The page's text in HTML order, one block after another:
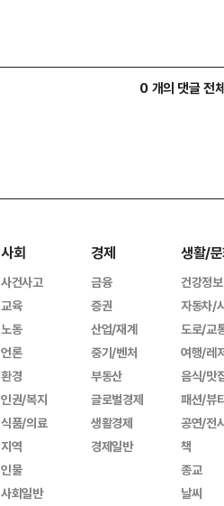
0 개의 댓글 전
사회
사건사고
교육
노동
언론
환경
인권/복지
식품/의료
지역
인물
사회일반
경제
금융
증권
산업/재계
중기/벤처
부동산
글로벌경제
생활경제
경제일반
생활/
건강정보
자동차/
도로/교
여행/레
음식/맛
패션/뷰
공연/전
책
종교
날씨